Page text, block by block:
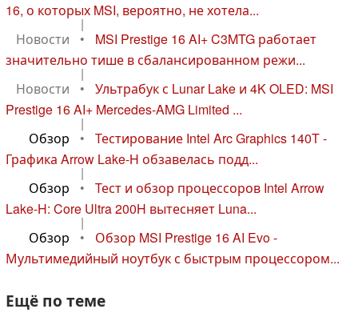
16, о которых MSI, вероятно, не хотела...
|
Новости
•
MSI Prestige 16 AI+ C3MTG работает
значительно тише в сбалансированном режи...
|
Новости
•
Ультрабук с Lunar Lake и 4K OLED: MSI
Prestige 16 AI+ Mercedes-AMG Limited ...
|
Обзор
•
Тестирование Intel Arc Graphics 140T -
Графика Arrow Lake-H обзавелась подд...
|
Обзор
•
Тест и обзор процессоров Intel Arrow
Lake-H: Core Ultra 200H вытесняет Luna...
|
Обзор
•
Обзор MSI Prestige 16 AI Evo -
Мультимедийный ноутбук с быстрым процессором...
Ещё по теме